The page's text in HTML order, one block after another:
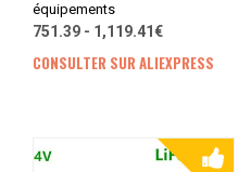
équipements
751.39 - 1,119.41€
CONSULTER SUR ALIEXPRESS